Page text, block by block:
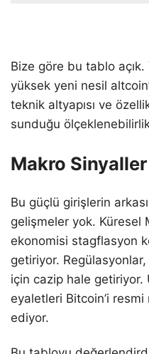
Bize göre bu tablo açık.
yüksek yeni nesil
teknik altyapısı ve
sunduğu
Makro
Bu güçlü girişlerin
gelişmeler yok. Küresel
ekonomisi stagflasyon
getiriyor.
için cazip hale getiriyor.
eyaletleri Bitcoin’i
ediyor.